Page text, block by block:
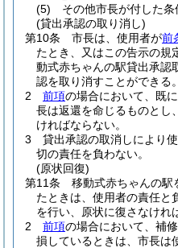
(5)
その他市長が付した条
(貸出承認の取り消し)
第10条
市長は、使用者が前
たとき、又はこの告示の規
動式赤ちゃんの駅貸出承認
認を取り消すことができる。
2
前項の場合において、既
長は返還を命じるものとし
ければならない。
3
貸出承認の取消しにより
切の責任を負わない。
(原状回復)
第11条
移動式赤ちゃんの駅
たときは、使用者の責任と
を行い、原状に復さなけれ
2
前項の場合において、補
損しているときは、市長は